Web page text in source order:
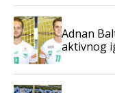
Adnan
aktivnog